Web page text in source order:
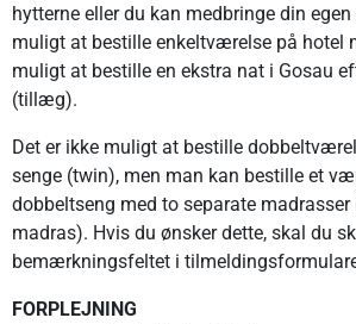
hytterne eller du kan medbringe din
muligt at bestille enkeltværelse på hotel
muligt at bestille en ekstra nat i Gosau
(tillæg).
Det er ikke muligt at bestille
senge (twin), men man kan bestille et
dobbeltseng med to separate madrasser
madras). Hvis du ønsker dette, skal du
bemærkningsfeltet i
FORPLEJNING